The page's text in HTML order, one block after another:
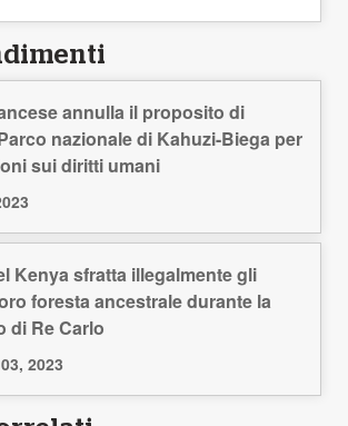
annulla il proposito di
nazionale di Kahuzi-Biega per
sui diritti umani
Kenya sfratta illegalmente gli
foresta ancestrale durante la
di Re Carlo
2023